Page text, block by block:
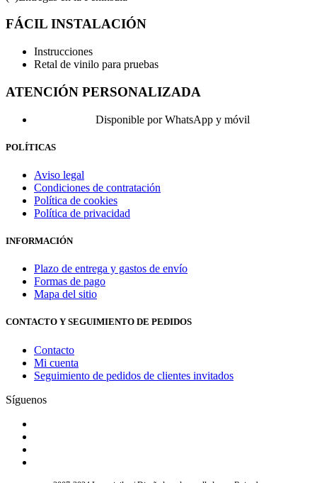
FÁCIL INSTALACIÓN
Instrucciones
Retal de vinilo para pruebas
ATENCIÓN PERSONALIZADA
Disponible por WhatsApp y móvil
POLÍTICAS
Aviso legal
Condiciones de contratación
Política de cookies
Política de privacidad
INFORMACIÓN
Plazo de entrega y gastos de envío
Formas de pago
Mapa del sitio
CONTACTO Y SEGUIMIENTO DE PEDIDOS
Contacto
Mi cuenta
Seguimiento de pedidos de clientes invitados
Síguenos